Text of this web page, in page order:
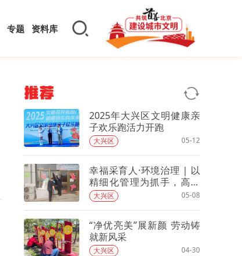
专题 资料库
推荐
2025年大兴区文明健康亲
子欢乐跑活力开跑
大兴区 05-12
幸福采育人·环境治理 | 以
精细化管理为抓手，高标
准开展镇域环境整治行动
大兴区 05-08
“净优亮美”展新颜 劳动铸
就新风采
大兴区 04-30